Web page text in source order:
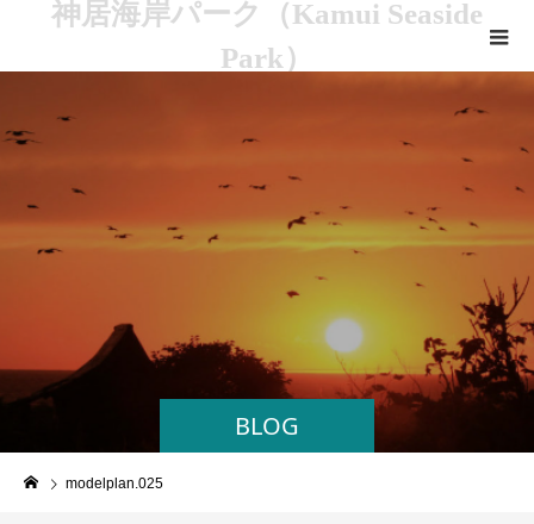
神居海岸パーク（Kamui Seaside
Park）
BLOG
modelplan.025